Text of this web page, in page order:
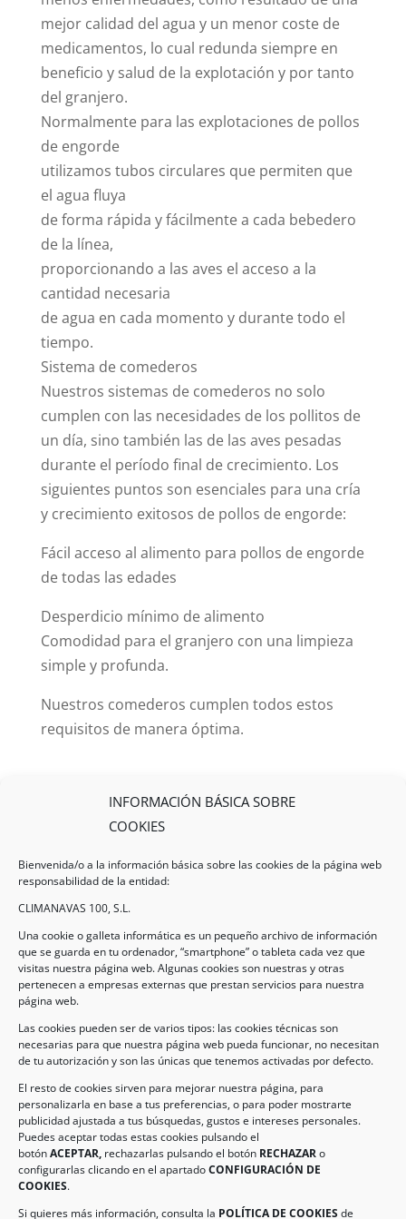
INFORMACIÓN BÁSICA SOBRE
COOKIES
Bienvenida/o a la información básica sobre las cookies de la página web
responsabilidad de la entidad:
CLIMANAVAS 100, S.L.
Una cookie o galleta informática es un pequeño archivo de información
que se guarda en tu ordenador, “smartphone” o tableta cada vez que
visitas nuestra página web. Algunas cookies son nuestras y otras
pertenecen a empresas externas que prestan servicios para nuestra
página web.
Las cookies pueden ser de varios tipos: las cookies técnicas son
necesarias para que nuestra página web pueda funcionar, no necesitan
de tu autorización y son las únicas que tenemos activadas por defecto.
El resto de cookies sirven para mejorar nuestra página, para
personalizarla en base a tus preferencias, o para poder mostrarte
publicidad ajustada a tus búsquedas, gustos e intereses personales.
Puedes aceptar todas estas cookies pulsando el
botónACEPTAR, rechazarlas pulsando el botón RECHAZARo
configurarlas clicando en el apartadoCONFIGURACIÓN DE
COOKIES.
Si quieres más información, consulta la POLÍTICA DE COOKIESde
mejor calidad del agua y un menor coste de
medicamentos, lo cual redunda siempre en
beneficio y salud de la explotación y por tanto
del granjero.
Normalmente para las explotaciones de pollos
de engorde
utilizamos tubos circulares que permiten que
el agua fluya
de forma rápida y fácilmente a cada bebedero
de la línea,
proporcionando a las aves el acceso a la
cantidad necesaria
de agua en cada momento y durante todo el
tiempo.
Sistema de comederos
Nuestros sistemas de comederos no solo
cumplen con las necesidades de los pollitos de
un día, sino también las de las aves pesadas
durante el período final de crecimiento. Los
siguientes puntos son esenciales para una cría
y crecimiento exitosos de pollos de engorde:
Fácil acceso al alimento para pollos de engorde
de todas las edades
Desperdicio mínimo de alimento
Comodidad para el granjero con una limpieza
simple y profunda.
Nuestros comederos cumplen todos estos
requisitos de manera óptima.
Legal
AVISO LEGAL
POLÍTICA DE COOKIES
Información de Contacto
Dirección:
Navas de Jorquera – Albacete (España)